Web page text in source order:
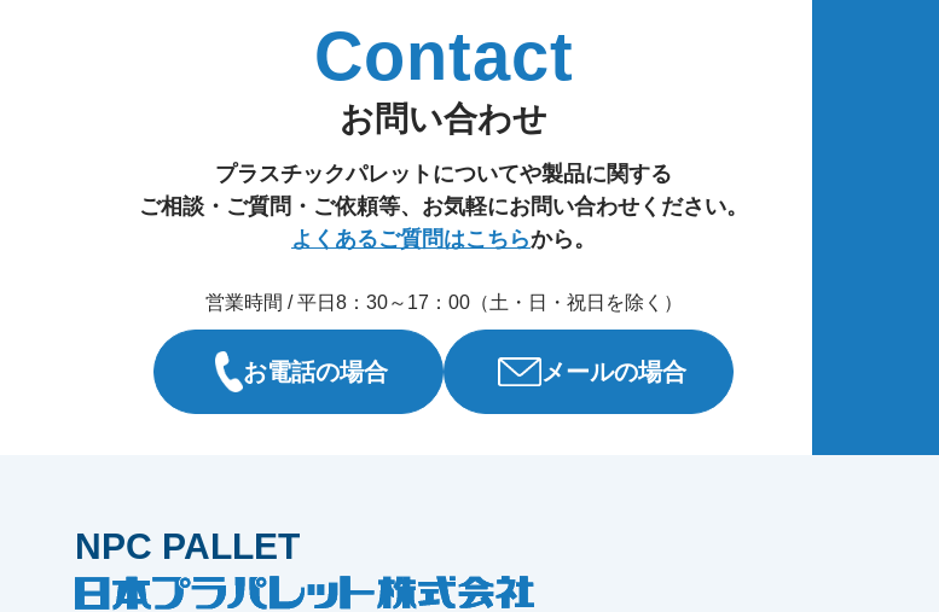
Contact
お問い合わせ
プラスチックパレットについてや製品に関する
ご相談・ご質問・ご依頼等、お気軽にお問い合わせください。
よくあるご質問はこちらから。
営業時間 / 平日8：30～17：00（土・日・祝日を除く）
お電話の場合 メールの場合
NPC PALLET